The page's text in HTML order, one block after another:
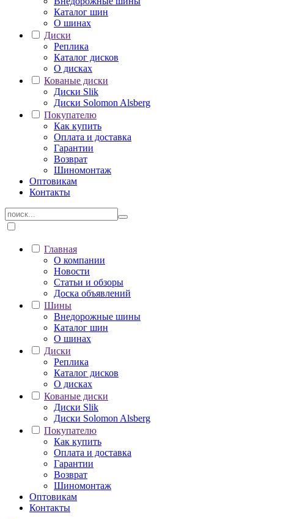
Каталог шин
О шинах
Диски
Реплика
Каталог дисков
О дисках
Кованые диски
Диски Slik
Диски Solomon Alsberg
Покупателю
Как купить
Оплата и доставка
Гарантии
Возврат
Шиномонтаж
Оптовикам
Контакты
Главная
О компании
Новости
Статьи и обзоры
Доска объявлений
Шины
Внедорожные шины
Каталог шин
О шинах
Диски
Реплика
Каталог дисков
О дисках
Кованые диски
Диски Slik
Диски Solomon Alsberg
Покупателю
Как купить
Оплата и доставка
Гарантии
Возврат
Шиномонтаж
Оптовикам
Контакты